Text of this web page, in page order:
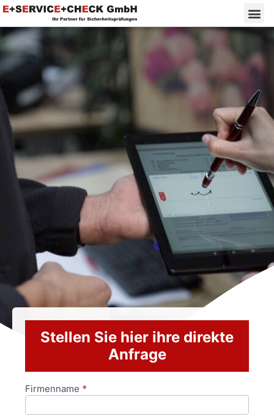
Stellen Sie hier ihre direkte
Anfrage
Anfrageformular
Firmenname *